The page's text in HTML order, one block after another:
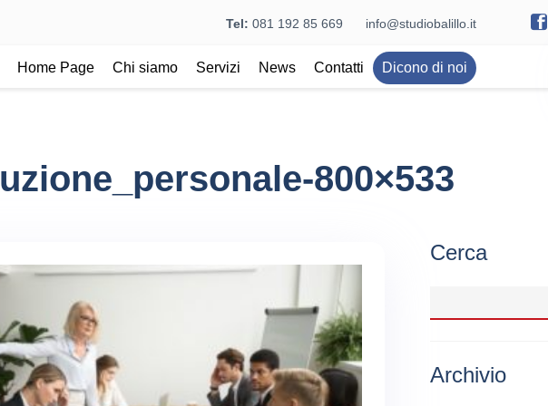
Tel: 081 192 85 669 info@studiobalillo.it
Home Page Chi siamo Servizi News Contatti Dicono di noi
800×533
Cerca
Archivio